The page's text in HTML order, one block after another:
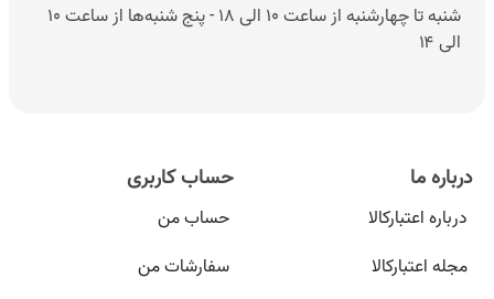
شنبه تا چهارشنبه از ساعت ۱۰ الی ۱۸ - پنج شنبه‌ها از ساعت ۱۰
الی ۱۴
درباره ما
درباره اعتبارکالا
مجله اعتبارکالا
حساب کاربری
حساب من
سفارشات من